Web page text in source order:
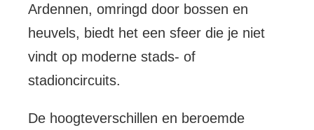
Ardennen, omringd door bossen en
heuvels, biedt het een sfeer die je niet
vindt op moderne stads- of
stadioncircuits.
De hoogteverschillen en beroemde